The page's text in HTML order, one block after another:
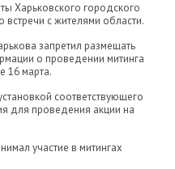
Харьковского городского
встречи с жителями области.
запретил размещать
о проведении митинга
16 марта.
соответствующего
для проведения акции на
участие в митингах